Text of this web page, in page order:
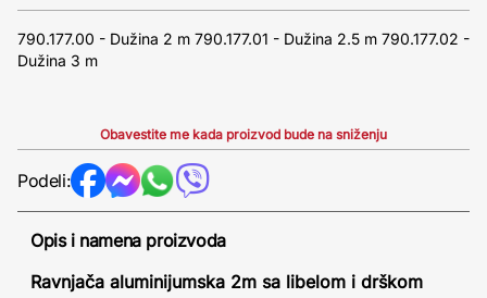
790.177.00 - Dužina 2 m 790.177.01 - Dužina 2.5 m 790.177.02 -
Dužina 3 m
Obavestite me kada proizvod bude na sniženju
Podeli:
Opis i namena proizvoda
Ravnjača aluminijumska 2m sa libelom i drškom